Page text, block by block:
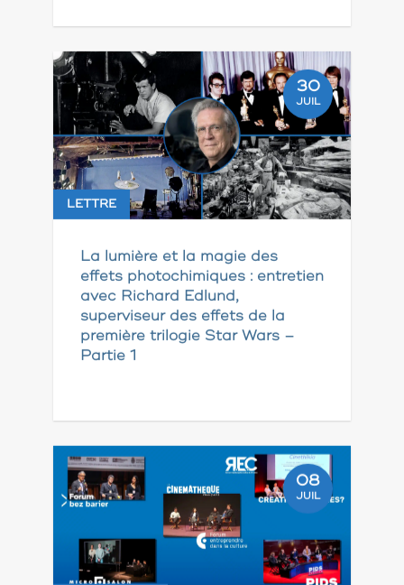
30
JUIL
LETTRE
La lumière et la magie des
effets photochimiques : entretien
avec Richard Edlund,
superviseur des effets de la
première trilogie Star Wars –
Partie 1
08
JUIL